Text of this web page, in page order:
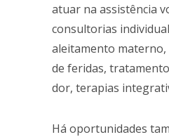
atuar na assistência
consultorias
aleitamento
de feridas,
dor, terapias
Há oportunidades